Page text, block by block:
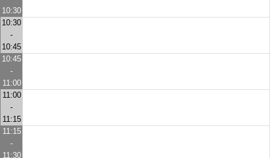
10:30
10:30
-
10:45
10:45
-
11:00
11:00
-
11:15
11:15
-
11:30